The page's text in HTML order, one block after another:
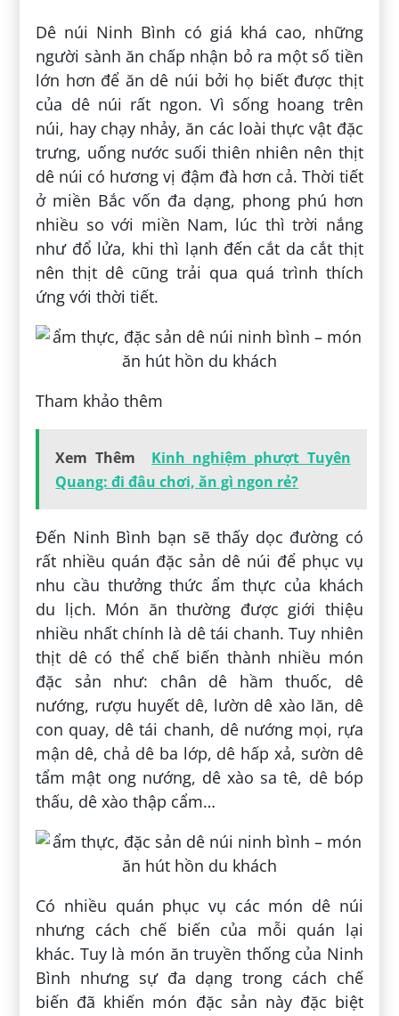
Dê núi Ninh Bình có giá khá cao, những
người sành ăn chấp nhận bỏ ra một số tiền
lớn hơn để ăn dê núi bởi họ biết được thịt
của dê núi rất ngon. Vì sống hoang trên
núi, hay chạy nhảy, ăn các loài thực vật đặc
trưng, uống nước suối thiên nhiên nên thịt
dê núi có hương vị đậm đà hơn cả. Thời tiết
ở miền Bắc vốn đa dạng, phong phú hơn
nhiều so với miền Nam, lúc thì trời nắng
như đổ lửa, khi thì lạnh đến cắt da cắt thịt
nên thịt dê cũng trải qua quá trình thích
ứng với thời tiết.
Tham khảo thêm
Xem Thêm
Kinh nghiệm phượt Tuyên
Quang: đi đâu chơi, ăn gì ngon rẻ?
Đến Ninh Bình bạn sẽ thấy dọc đường có
rất nhiều quán đặc sản dê núi để phục vụ
nhu cầu thưởng thức ẩm thực của khách
du lịch. Món ăn thường được giới thiệu
nhiều nhất chính là dê tái chanh. Tuy nhiên
thịt dê có thể chế biến thành nhiều món
đặc sản như: chân dê hầm thuốc, dê
nướng, rượu huyết dê, lườn dê xào lăn, dê
con quay, dê tái chanh, dê nướng mọi, rựa
mận dê, chả dê ba lớp, dê hấp xả, sườn dê
tẩm mật ong nướng, dê xào sa tê, dê bóp
thấu, dê xào thập cẩm…
Có nhiều quán phục vụ các món dê núi
nhưng cách chế biến của mỗi quán lại
khác. Tuy là món ăn truyền thống của Ninh
Bình nhưng sự đa dạng trong cách chế
biến đã khiến món đặc sản này đặc biệt